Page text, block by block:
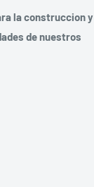
la construccion y
de nuestros